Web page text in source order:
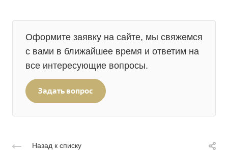
Оформите заявку на сайте, мы свяжемся
с вами в ближайшее время и ответим на
все интересующие вопросы.
Задать вопрос
Назад к списку